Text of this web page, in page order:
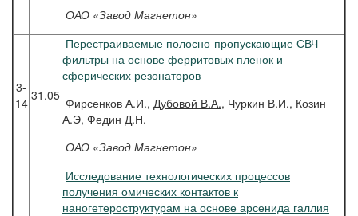
ОАО «Завод Магнетон»
3-
14 31.05
Перестраиваемые полосно-пропускающие СВЧ
фильтры на основе ферритовых пленок и
сферических резонаторов
Фирсенков А.И., Дубовой В.А., Чуркин В.И., Козин
А.Э, Федин Д.Н.
ОАО «Завод Магнетон»
Исследование технологических процессов
получения омических контактов к
наногетероструктурам на основе арсенида галлия